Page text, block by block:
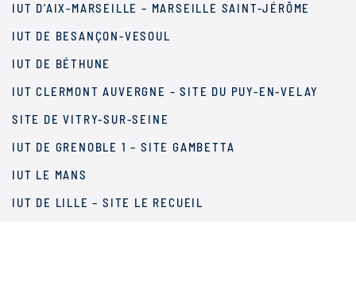
IUT D’AIX-MARSEILLE – MARSEILLE SAINT-JÉRÔME
IUT DE BESANÇON-VESOUL
IUT DE BÉTHUNE
IUT CLERMONT AUVERGNE – SITE DU PUY-EN-VELAY
SITE DE VITRY-SUR-SEINE
IUT DE GRENOBLE 1 – SITE GAMBETTA
IUT LE MANS
IUT DE LILLE – SITE LE RECUEIL